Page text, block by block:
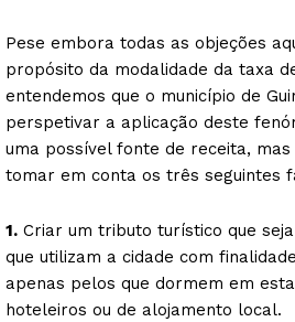
Pese embora todas as objeções
propósito da modalidade da taxa
entendemos que o município de
perspetivar a aplicação deste
uma possível fonte de receita,
tomar em conta os três seguintes
1. Criar um tributo turístico que
que utilizam a cidade com
apenas pelos que dormem em
hoteleiros ou de alojamento local.